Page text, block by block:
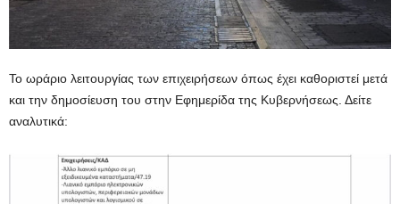
Το ωράριο λειτουργίας των επιχειρήσεων όπως έχει καθοριστεί μετά
και την δημοσίευση του στην Εφημερίδα της Κυβερνήσεως. Δείτε
αναλυτικά: